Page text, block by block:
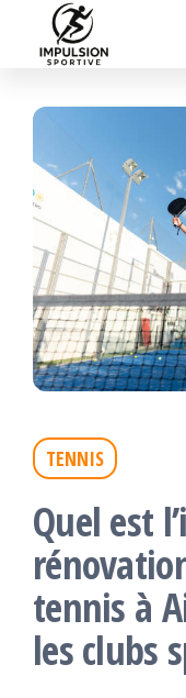
contenu
TENNIS
Quel est
tennis à
les clubs